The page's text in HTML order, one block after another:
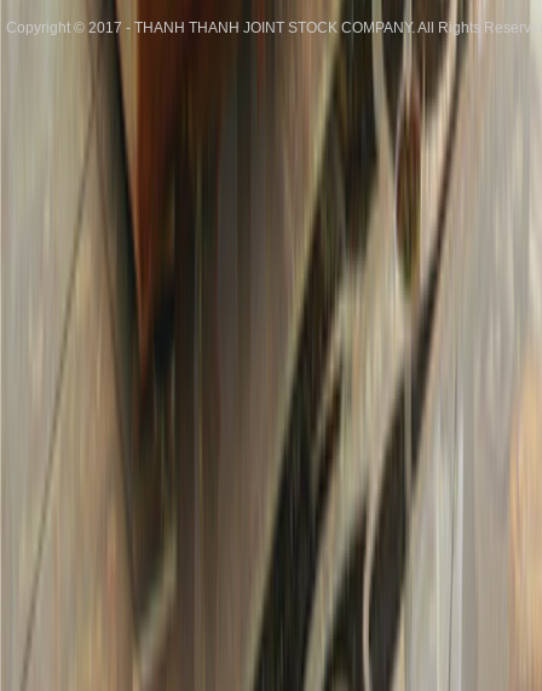
Copyright © 2017 - THANH THANH JOINT STOCK COMPANY. All Rights